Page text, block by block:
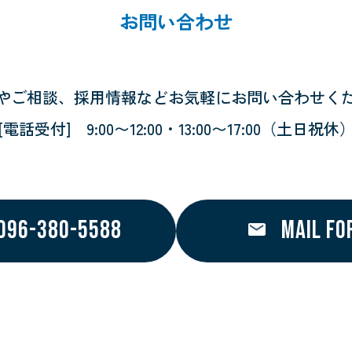
お問い合わせ
ご相談、採用情報などお気軽にお問い合わせく
話受付] 9:00〜12:00・13:00〜17:00 （土日祝休）
380-5588 MAIL